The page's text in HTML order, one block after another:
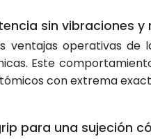
sin vibraciones y
ventajas operativas de
Este
con extrema
para una sujeción